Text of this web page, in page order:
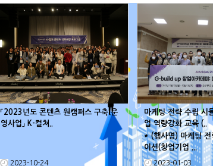
「2023년도 콘텐츠 원캠퍼스 구축 운
영사업」 K-컬쳐..
2023-10-24
마케팅 전략 수립 시
업 역량강화 교육 (..
* (행사명) 마케팅 전
이션(창업기업 ...
2023-01-03